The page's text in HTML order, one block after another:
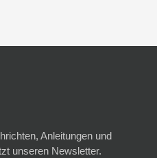
Anleitungen und
unseren Newsletter.